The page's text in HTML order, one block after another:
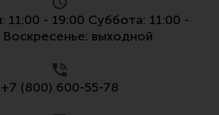
11:00 - 19:00 Суббота: 11:00 -
Воскресенье: выходной
+7 (800) 600-55-78